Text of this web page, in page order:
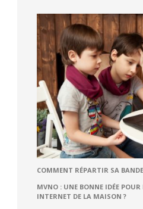
COMMENT RÉPARTIR SA
MVNO : UNE BONNE IDÉE
INTERNET DE LA MAISON ?